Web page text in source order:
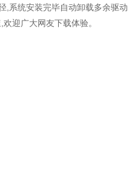
,系统安装完毕自动卸载多余驱
迎广大网友下载体验。